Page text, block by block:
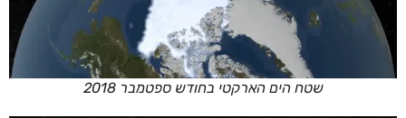
שטח הים הארקטי בחודש ספטמבר 2018